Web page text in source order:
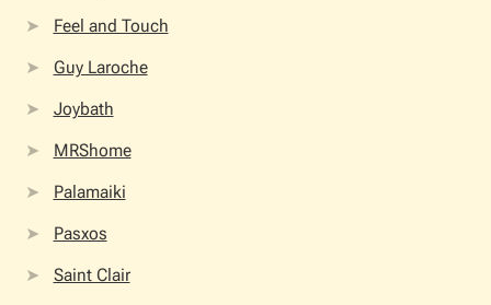
Feel and Touch
Guy Laroche
Joybath
MRShome
Palamaiki
Pasxos
Saint Clair